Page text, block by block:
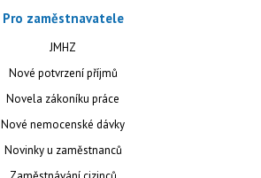
Pro zaměstnavatele
JMHZ
Nové potvrzení příjmů
Novela zákoníku práce
Nové nemocenské dávky
Novinky u zaměstnanců